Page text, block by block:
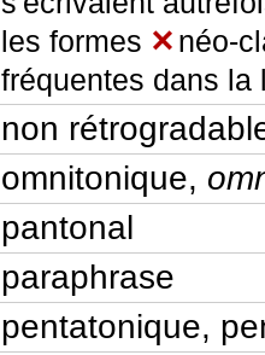
les formes ✕ néo-
fréquentes dans la
non
omnitonique,
pantonal
paraphrase
pentatonique,